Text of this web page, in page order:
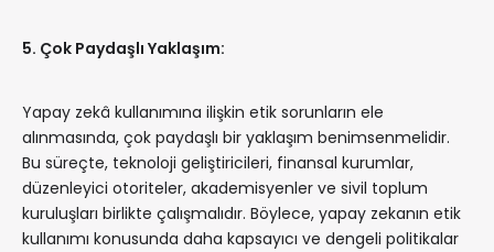
5. Çok Paydaşlı Yaklaşım:
Yapay zekâ kullanımına ilişkin etik sorunların ele
alınmasında, çok paydaşlı bir yaklaşım benimsenmelidir.
Bu süreçte, teknoloji geliştiricileri, finansal kurumlar,
düzenleyici otoriteler, akademisyenler ve sivil toplum
kuruluşları birlikte çalışmalıdır. Böylece, yapay zekanın etik
kullanımı konusunda daha kapsayıcı ve dengeli politikalar